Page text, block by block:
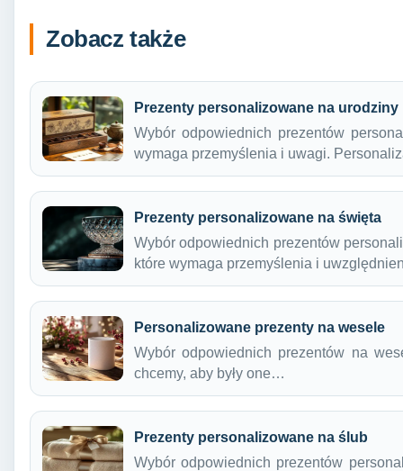
Zobacz także
Prezenty personalizowane na urodziny
Wybór odpowiednich prezentów
wymaga przemyślenia i uwagi.
Prezenty personalizowane na święta
Wybór odpowiednich prezentów
które wymaga przemyślenia i
Personalizowane prezenty na wesele
Wybór odpowiednich prezentów na
chcemy, aby były one…
Prezenty personalizowane na ślub
Wybór odpowiednich prezentów